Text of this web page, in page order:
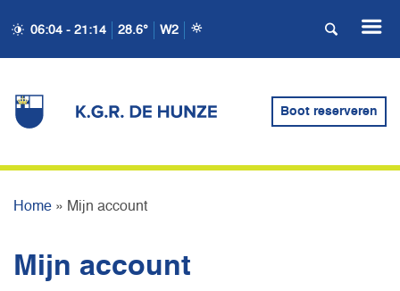
06:04 - 21:14 28.6° W2
Boot reserveren
Home » Mijn account
Mijn account